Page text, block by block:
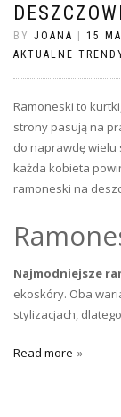
BY JOANA | 15
AKTUALNE
Ramoneski to
strony pasują na
do naprawdę
każda kobieta
ramoneski na
Najmodniejsze
ekoskóry. Oba
stylizacjach,
Read more